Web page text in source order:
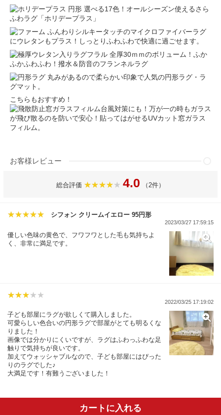
選べる17色！オールシーズン使えるさら
ふわラグ「ホリデープラス」
ふんわりシルキータッチのマイクロファイバーラグ
にウレタンもプラス！しっとりふわふわで快適に過ごせます。
全厚30ｍｍのボリューム！ふか
ふかふわふわ！撥水＆防音のフランネルラグ
丸みがあるので柔らかい印象で人気の円形ラグ・ラ
グマット。
こちらもおすすめ！
台風対策にも！万が一の時もガラス
が飛び散るのを防いで安心！貼ってはがせるUVカット窓ガラス
フィルム。
お客様レビュー
総合評価 4.0 （2件）
シフォン クリームイエロー 95円形
2023/03/27 17:59:15
優しい色味の黄色で、フワフワとした毛も気持ちよ
く、非常に満足です。
2022/03/25 17:19:02
子ども部屋にラグが欲しくて購入しました。
可愛らしい色合いの円形ラグで部屋がとても明るくな
りました！
画像では分かりにくいですが、ラグはふわっふわな足
触りで気持ちが良いです。
加えてウォッシャブルなので、子ども部屋にはぴった
りのラグでした♪
大満足です！有難うございました！
カートに入れる